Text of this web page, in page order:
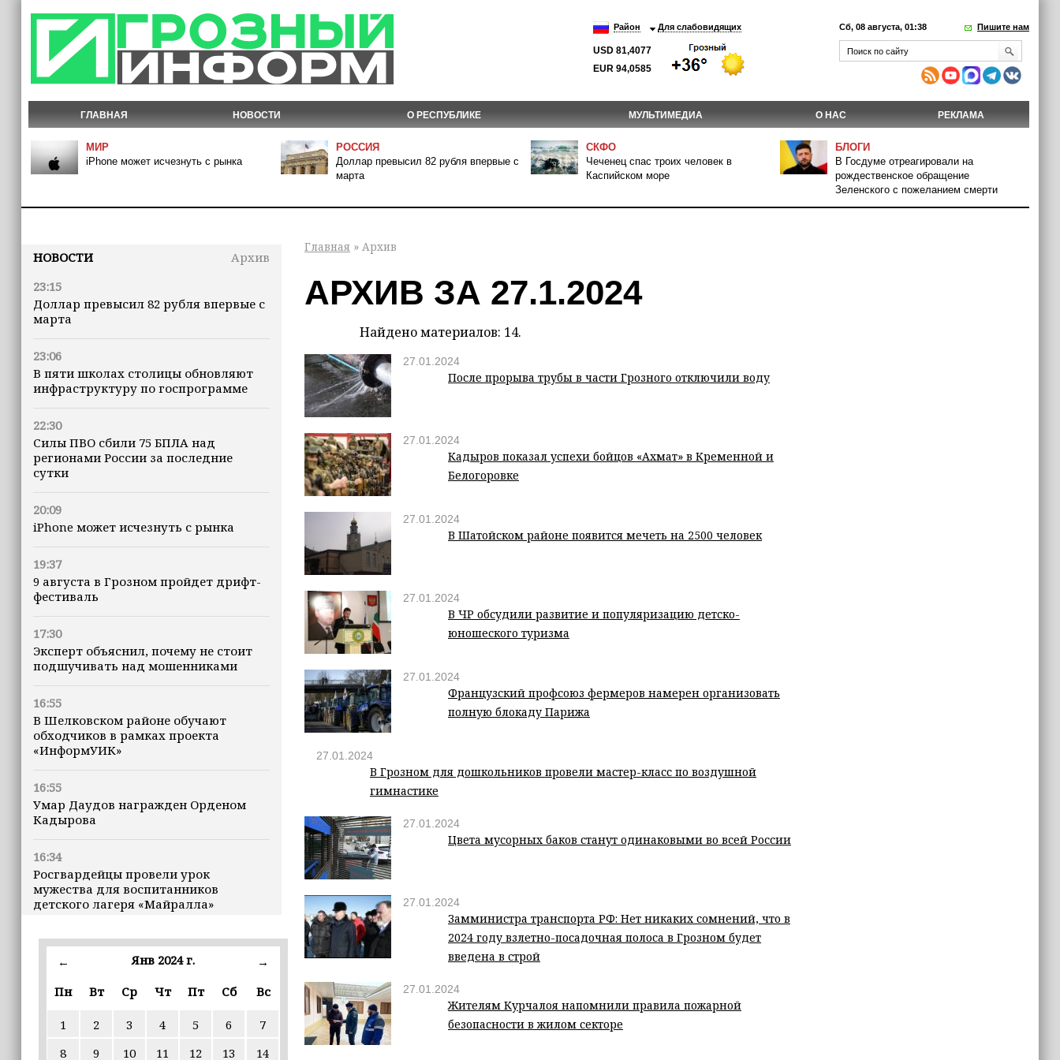
Район Для слабовидящих
USD 81,4077
EUR 94,0585
Сб, 08 августа, 01:38 Пишите нам
ГЛАВНАЯ НОВОСТИ О РЕСПУБЛИКЕ МУЛЬТИМЕДИА О НАС РЕКЛАМА
МИР
iPhone может исчезнуть с рынка
РОССИЯ
Доллар превысил 82 рубля впервые с
марта
СКФО
Чеченец спас троих человек в
Каспийском море
БЛОГИ
В Госдуме отреагировали на
рождественское обращение
Зеленского с пожеланием смерти
НОВОСТИ
Архив
23:15
Доллар превысил 82 рубля впервые с
марта
23:06
В пяти школах столицы обновляют
инфраструктуру по госпрограмме
22:30
Силы ПВО сбили 75 БПЛА над
регионами России за последние
сутки
20:09
iPhone может исчезнуть с рынка
19:37
9 августа в Грозном пройдет дрифт-
фестиваль
17:30
Эксперт объяснил, почему не стоит
подшучивать над мошенниками
16:55
В Шелковском районе обучают
обходчиков в рамках проекта
«ИнформУИК»
16:55
Умар Даудов награжден Орденом
Кадырова
16:34
Росгвардейцы провели урок
мужества для воспитанников
детского лагеря «Майралла»
16:30
Дмитрий Чернышенко: Внутренний
въездной — на 20,1%
16:28
← Янв 2024 г.
→
Пн
Вт Ср Чт Пт Сб Вс
1 2 3 4 5 6
7
8
9 10 11 12 13 14
Главная » Архив
АРХИВ ЗА 27.1.2024
Найдено материалов: 14.
27.01.2024
После прорыва трубы в части Грозного отключили воду
27.01.2024
Кадыров показал успехи бойцов «Ахмат» в Кременной и
Белогоровке
27.01.2024
В Шатойском районе появится мечеть на 2500 человек
27.01.2024
В ЧР обсудили развитие и популяризацию детско-
юношеского туризма
27.01.2024
Французский профсоюз фермеров намерен организовать
полную блокаду Парижа
27.01.2024
В Грозном для дошкольников провели мастер-класс по воздушной
гимнастике
27.01.2024
Цвета мусорных баков станут одинаковыми во всей России
27.01.2024
Замминистра транспорта РФ: Нет никаких сомнений, что в
2024 году взлетно-посадочная полоса в Грозном будет
введена в строй
27.01.2024
Жителям Курчалоя напомнили правила пожарной
безопасности в жилом секторе